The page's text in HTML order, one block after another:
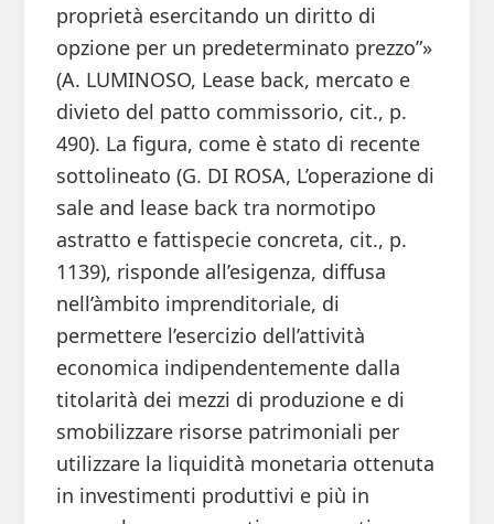
proprietà esercitando un diritto di
opzione per un predeterminato prezzo”»
(A. LUMINOSO, Lease back, mercato e
divieto del patto commissorio, cit., p.
490). La figura, come è stato di recente
sottolineato (G. DI ROSA, L’operazione di
sale and lease back tra normotipo
astratto e fattispecie concreta, cit., p.
1139), risponde all’esigenza, diffusa
nell’àmbito imprenditoriale, di
permettere l’esercizio dell’attività
economica indipendentemente dalla
titolarità dei mezzi di produzione e di
smobilizzare risorse patrimoniali per
utilizzare la liquidità monetaria ottenuta
in investimenti produttivi e più in